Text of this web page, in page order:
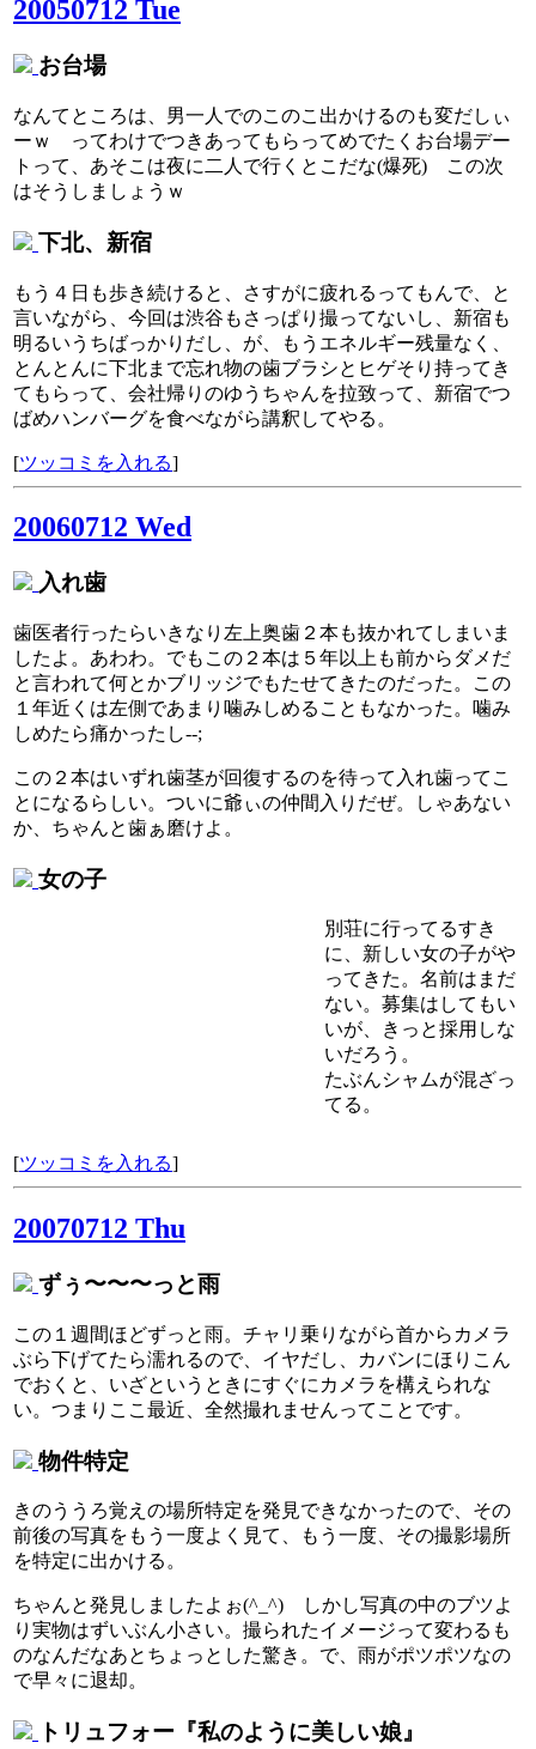
20050712 Tue
お台場
なんてところは、男一人でのこのこ出かけるのも変だしぃ
ーｗ ってわけでつきあってもらってめでたくお台場デー
トって、あそこは夜に二人で行くとこだな(爆死) この次
はそうしましょうｗ
下北、新宿
もう４日も歩き続けると、さすがに疲れるってもんで、と
言いながら、今回は渋谷もさっぱり撮ってないし、新宿も
明るいうちばっかりだし、が、もうエネルギー残量なく、
とんとんに下北まで忘れ物の歯ブラシとヒゲそり持ってき
てもらって、会社帰りのゆうちゃんを拉致って、新宿でつ
ばめハンバーグを食べながら講釈してやる。
[ツッコミを入れる]
20060712 Wed
入れ歯
歯医者行ったらいきなり左上奥歯２本も抜かれてしまいま
したよ。あわわ。でもこの２本は５年以上も前からダメだ
と言われて何とかブリッジでもたせてきたのだった。この
１年近くは左側であまり噛みしめることもなかった。噛み
しめたら痛かったし--;
この２本はいずれ歯茎が回復するのを待って入れ歯ってこ
とになるらしい。ついに爺ぃの仲間入りだぜ。しゃあない
か、ちゃんと歯ぁ磨けよ。
女の子
別荘に行ってるすき
に、新しい女の子がや
ってきた。名前はまだ
ない。募集はしてもい
いが、きっと採用しな
いだろう。
たぶんシャムが混ざっ
てる。
[ツッコミを入れる]
20070712 Thu
ずぅ〜〜〜っと雨
この１週間ほどずっと雨。チャリ乗りながら首からカメラ
ぶら下げてたら濡れるので、イヤだし、カバンにほりこん
でおくと、いざというときにすぐにカメラを構えられな
い。つまりここ最近、全然撮れませんってことです。
物件特定
きのううろ覚えの場所特定を発見できなかったので、その
前後の写真をもう一度よく見て、もう一度、その撮影場所
を特定に出かける。
ちゃんと発見しましたよぉ(^_^) しかし写真の中のブツよ
り実物はずいぶん小さい。撮られたイメージって変わるも
のなんだなあとちょっとした驚き。で、雨がポツポツなの
で早々に退却。
トリュフォー『私のように美しい娘』